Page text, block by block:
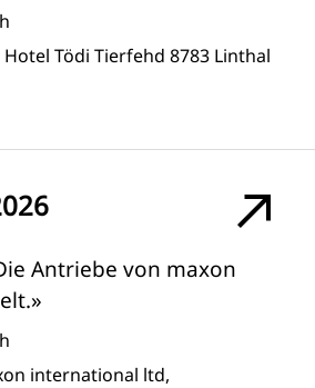
Tödi Tierfehd 8783 Linthal
Antriebe von maxon
international ltd,